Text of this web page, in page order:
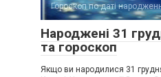
Гороскоп по даті
Народжені 31
та гороскоп
Якщо ви народилися 31